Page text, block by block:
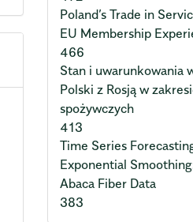
Poland’s Trade in
EU Membership
466
Stan i uwarunkowania
Polski z Rosją w
spożywczych
413
Time Series
Exponential
Abaca Fiber Data
383